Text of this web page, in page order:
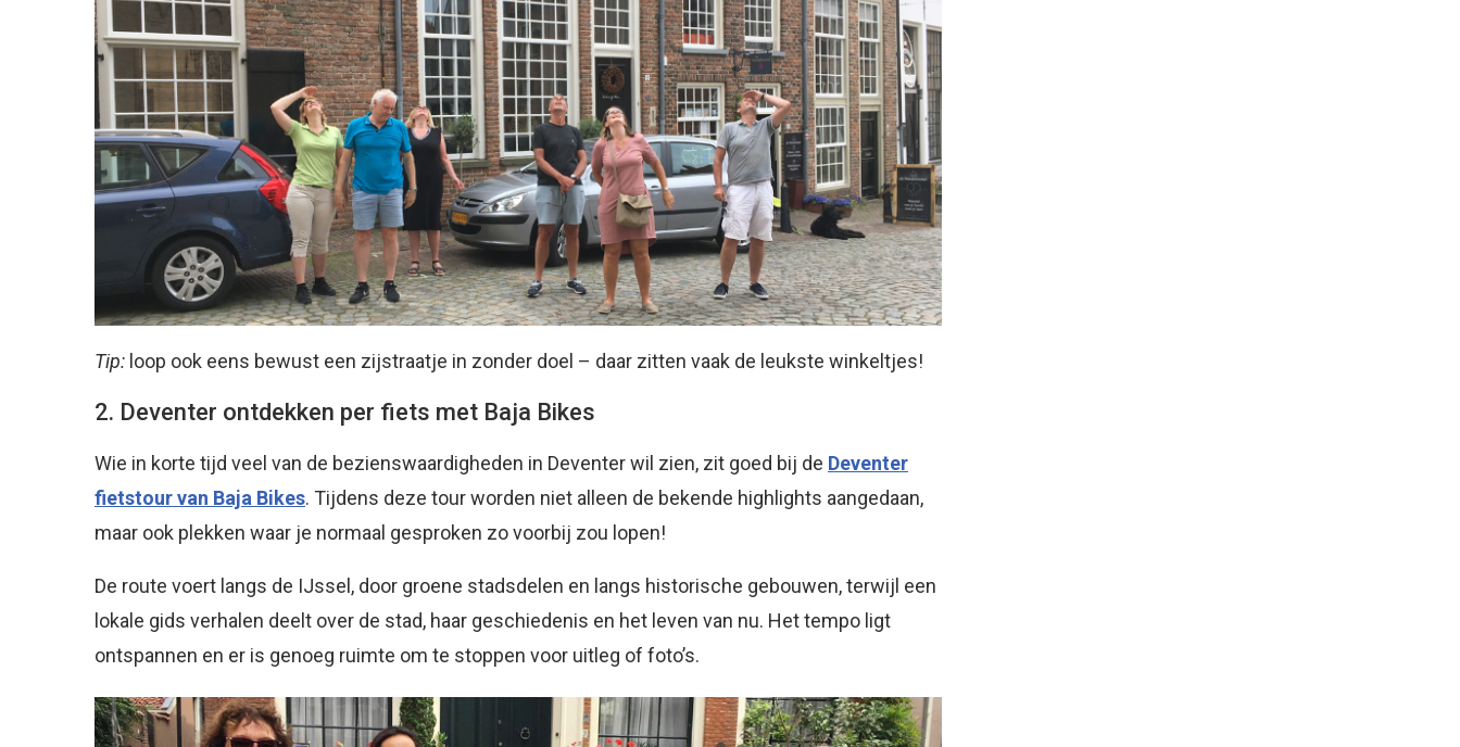
Tip: loop ook eens bewust een zijstraatje in zonder doel – daar zitten vaak de leukste winkeltjes!
2. Deventer ontdekken per fiets met Baja Bikes
Wie in korte tijd veel van de bezienswaardigheden in Deventer wil zien, zit goed bij de Deventer
fietstour van Baja Bikes. Tijdens deze tour worden niet alleen de bekende highlights aangedaan,
maar ook plekken waar je normaal gesproken zo voorbij zou lopen!
De route voert langs de IJssel, door groene stadsdelen en langs historische gebouwen, terwijl een
lokale gids verhalen deelt over de stad, haar geschiedenis en het leven van nu. Het tempo ligt
ontspannen en er is genoeg ruimte om te stoppen voor uitleg of foto’s.